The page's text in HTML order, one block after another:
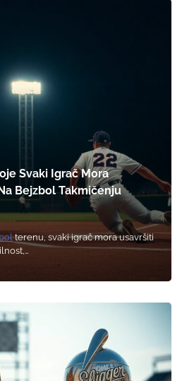
Svaki Igrač Mora
Bejzbol Takmičenju
terenu, svaki igrač mora usavršiti